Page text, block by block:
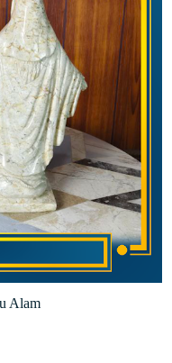
Alam